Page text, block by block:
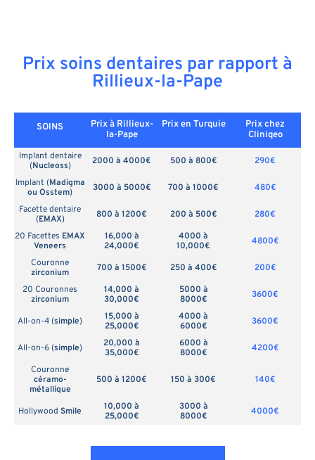
Prix soins dentaires par rapport à
Rillieux-la-Pape
SOINS
Prix à Rillieux-
la-Pape
Prix en Turquie
Prix chez
Cliniqeo
Implant dentaire
(Nucleoss) 2000 à 4000€ 500 à 800€
290€
Implant (Madigma
ou Osstem) 3000 à 5000€ 700 à 1000€
480€
Facette dentaire
(EMAX) 800 à 1200€ 200 à 500€
280€
20 Facettes EMAX
Veneers
16,000 à
24,000€
4000 à
10,000€
4800€
Couronne
zirconium
700 à 1500€ 250 à 400€
200€
20 Couronnes
zirconium
14,000 à
30,000€
5000 à
8000€
3600€
All-on-4 (simple)
15,000 à
25,000€
4000 à
6000€
3600€
All-on-6 (simple)
20,000 à
35,000€
6000 à
8000€
4200€
Couronne
céramo-
métallique
500 à 1200€ 150 à 300€ 140€
Hollywood Smile
10,000 à
25,000€
3000 à
8000€
4000€